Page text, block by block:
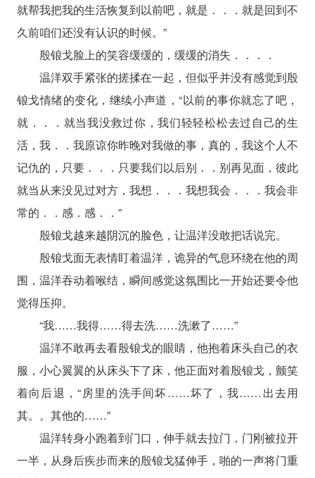
就帮我把我的生活恢复到以前吧，就是．．．就是回到不
久前咱们还没有认识的时候。”
殷锒戈脸上的笑容缓缓的，缓缓的消失．．．．
温洋双手紧张的搓揉在一起，但似乎并没有感觉到殷
锒戈情绪的变化，继续小声道，“以前的事你就忘了吧，
就．．．就当我没救过你，我们轻轻松松去过自己的生
活，我．．我原谅你昨晚对我做的事，真的，我这个人不
记仇的，只要．．．只要我们以后别．．别再见面，彼此
就当从来没见过对方，我想．．．我想我会．．．我会非
常的．．感．感．．”
殷锒戈越来越阴沉的脸色，让温洋没敢把话说完。
殷锒戈面无表情盯着温洋，诡异的气息环绕在他的周
围，温洋吞动着喉结，瞬间感觉这氛围比一开始还要令他
觉得压抑。
“我……我得……得去洗……洗漱了……”
温洋不敢再去看殷锒戈的眼睛，他抱着床头自己的衣
服，小心翼翼的从床头下了床，他正面对着殷锒戈，颤笑
着向后退，“房里的洗手间坏……坏了，我……出去用
其。。其他的……”
温洋转身小跑着到门口，伸手就去拉门，门刚被拉开
一半，从身后疾步而来的殷锒戈猛伸手，啪的一声将门重